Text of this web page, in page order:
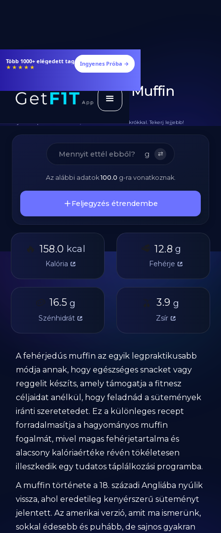
Étrendek, receptek és edzéstervek
★★★★★ Ingyenes Próba →
Diétás Fehérjedús Muffin
Recept
Teljes Recept Hozzávalókkal, Elkészítéssel és Makrókkal. Tekerj lejjebb!
g ⇄
Az alábbi adatok100.0 g-ra vonatkoznak.
Feljegyzés étrendembe
🔥 158.0 kcal
Kalória
🥩 12.8 g
Fehérje
🥔 16.5 g
Szénhidrát
🫒 3.9 g
Zsír
A fehérjedús muffin az egyik legpraktikusabb
módja annak, hogy egészséges snacket vagy
reggelit készíts, amely támogatja a fitnesz
céljaidat anélkül, hogy feladnád a sütemények
iránti szeretetedet. Ez a különleges recept
forradalmasítja a hagyományos muffin
fogalmát, mivel magas fehérjetartalma és
alacsony kalóriaértéke révén tökéletesen
illeszkedik egy tudatos táplálkozási programba.
A muffin története a 18. századi Angliába nyúlik
vissza, ahol eredetileg kenyérszerű süteményt
jelentett. Az amerikai verzió, amit ma ismerünk,
sokkal édesebb és puhább, de sajnos gyakran